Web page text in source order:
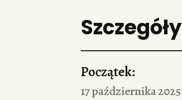
Szczegóły
Początek:
17 października 2025